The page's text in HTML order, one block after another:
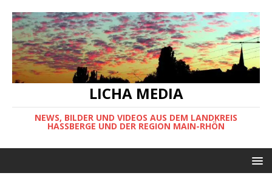
LICHA MEDIA
NEWS, BILDER UND VIDEOS AUS DEM LANDKREIS
HASSBERGE UND DER REGION MAIN-RHÖN